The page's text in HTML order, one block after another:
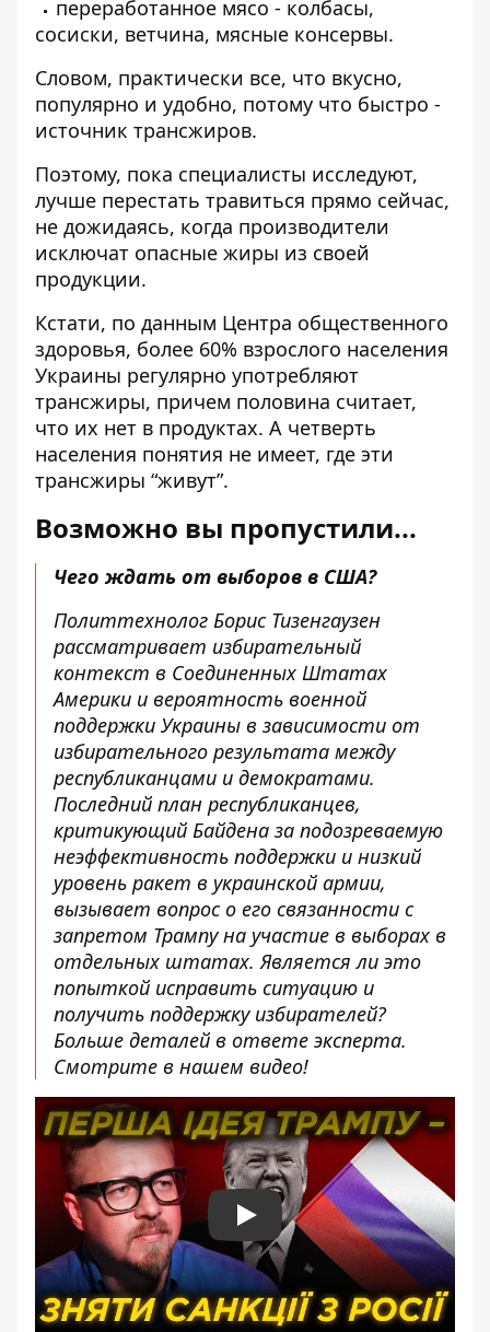
переработанное мясо - колбасы,
сосиски, ветчина, мясные консервы.
Словом, практически все, что вкусно,
популярно и удобно, потому что быстро -
источник трансжиров.
Поэтому, пока специалисты исследуют,
лучше перестать травиться прямо сейчас,
не дожидаясь, когда производители
исключат опасные жиры из своей
продукции.
Кстати, по данным Центра общественного
здоровья, более 60% взрослого населения
Украины регулярно употребляют
трансжиры, причем половина считает,
что их нет в продуктах. А четверть
населения понятия не имеет, где эти
трансжиры “живут”.
Возможно вы пропустили...
Чего ждать от выборов в США?
Политтехнолог Борис Тизенгаузен
рассматривает избирательный
контекст в Соединенных Штатах
Америки и вероятность военной
поддержки Украины в зависимости от
избирательного результата между
республиканцами и демократами.
Последний план республиканцев,
критикующий Байдена за подозреваемую
неэффективность поддержки и низкий
уровень ракет в украинской армии,
вызывает вопрос о его связанности с
запретом Трампу на участие в выборах в
отдельных штатах. Является ли это
попыткой исправить ситуацию и
получить поддержку избирателей?
Больше деталей в ответе эксперта.
Смотрите в нашем видео!
Play